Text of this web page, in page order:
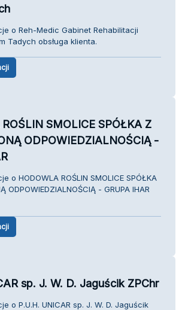
o Reh-Medic Gabinet Rehabilitacji
Tadych obsługa klienta.
SMOLICE SPÓŁKA Z
ODPOWIEDZIALNOŚCIĄ -
o HODOWLA ROŚLIN SMOLICE SPÓŁKA
ODPOWIEDZIALNOŚCIĄ - GRUPA IHAR
sp. J. W. D. Jaguścik ZPChr
o P.U.H. UNICAR sp. J. W. D. Jaguścik